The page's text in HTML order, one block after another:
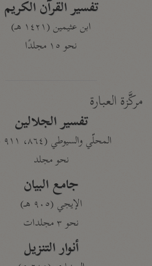
تفسير القرآن الكريم
ابن عثيمين (١٤٢١ هـ)
نحو ١٥ مجلدًا
مركَّزة العبارة
تفسير الجلالين
المحلّي والسيوطي (٨٦٤، ٩١١ هـ)
نحو مجلد
جامع البيان
الإيجي (٩٠٥ هـ)
نحو ٣ مجلدات
أنوار التنزيل